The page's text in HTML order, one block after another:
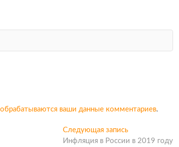
обрабатываются ваши данные комментариев.
Следующая запись
л
Инфляция в России в 2019 году